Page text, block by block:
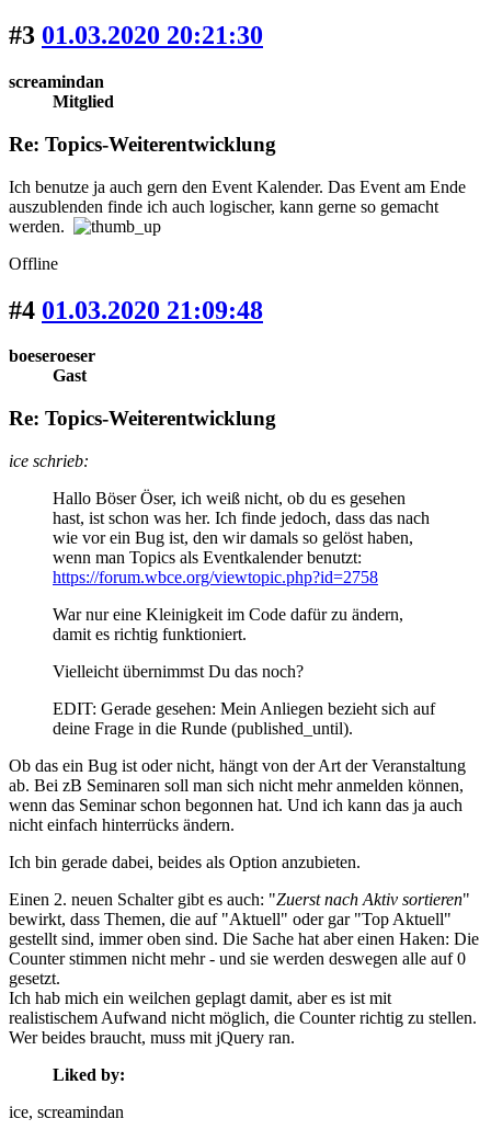
#3 01.03.2020 20:21:30
screamindan
Mitglied
Re: Topics-Weiterentwicklung
Ich benutze ja auch gern den Event Kalender. Das Event am Ende
auszublenden finde ich auch logischer, kann gerne so gemacht
werden.
Offline
#4 01.03.2020 21:09:48
boeseroeser
Gast
Re: Topics-Weiterentwicklung
ice schrieb:
Hallo Böser Öser, ich weiß nicht, ob du es gesehen
hast, ist schon was her. Ich finde jedoch, dass das nach
wie vor ein Bug ist, den wir damals so gelöst haben,
wenn man Topics als Eventkalender benutzt:
https://forum.wbce.org/viewtopic.php?id=2758
War nur eine Kleinigkeit im Code dafür zu ändern,
damit es richtig funktioniert.
Vielleicht übernimmst Du das noch?
EDIT: Gerade gesehen: Mein Anliegen bezieht sich auf
deine Frage in die Runde (published_until).
Ob das ein Bug ist oder nicht, hängt von der Art der Veranstaltung
ab. Bei zB Seminaren soll man sich nicht mehr anmelden können,
wenn das Seminar schon begonnen hat. Und ich kann das ja auch
nicht einfach hinterrücks ändern.
Ich bin gerade dabei, beides als Option anzubieten.
Einen 2. neuen Schalter gibt es auch: "Zuerst nach Aktiv sortieren"
bewirkt, dass Themen, die auf "Aktuell" oder gar "Top Aktuell"
gestellt sind, immer oben sind. Die Sache hat aber einen Haken: Die
Counter stimmen nicht mehr - und sie werden deswegen alle auf 0
gesetzt.
Ich hab mich ein weilchen geplagt damit, aber es ist mit
realistischem Aufwand nicht möglich, die Counter richtig zu stellen.
Wer beides braucht, muss mit jQuery ran.
Liked by:
ice, screamindan